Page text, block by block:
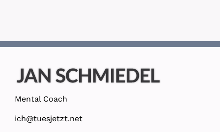
Mental Coach
ich@tuesjetzt.net